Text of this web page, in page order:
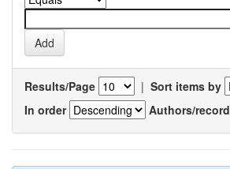
Results/Page | Sort items by
In order
Authors/record